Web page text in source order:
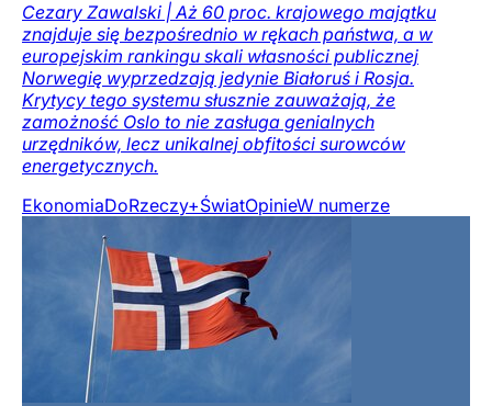
Cezary Zawalski | Aż 60 proc. krajowego majątku
znajduje się bezpośrednio w rękach państwa, a w
europejskim rankingu skali własności publicznej
Norwegię wyprzedzają jedynie Białoruś i Rosja.
Krytycy tego systemu słusznie zauważają, że
zamożność Oslo to nie zasługa genialnych
urzędników, lecz unikalnej obfitości surowców
energetycznych.
EkonomiaDoRzeczy+ŚwiatOpinieW numerze